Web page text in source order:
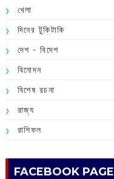
খেলা
দিনের টুকিটাকি
দেশ - বিদেশ
বিনোদন
বিশেষ রচনা
রাজ্য
রাশিফল
FACEBOOK PAGE